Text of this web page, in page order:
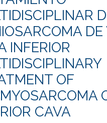
INFERIOR
OF
CAVA